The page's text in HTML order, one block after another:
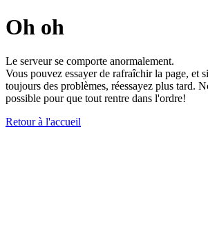
Oh oh
Le serveur se comporte anormalement.
Vous pouvez essayer de rafraîchir la page, et
toujours des problèmes, réessayez plus tard.
possible pour que tout rentre dans l'ordre!
Retour à l'accueil